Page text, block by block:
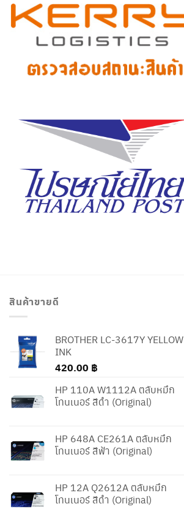
สินค้าขายดี
BROTHER LC-3617Y YELLOW
INK
420.00 ฿
HP 110A W1112A ตลับหมึก
โทนเนอร์ สีดำ (Original)
HP 648A CE261A ตลับหมึก
โทนเนอร์ สีฟ้า (Original)
HP 12A Q2612A ตลับหมึก
โทนเนอร์ สีดำ (Original)